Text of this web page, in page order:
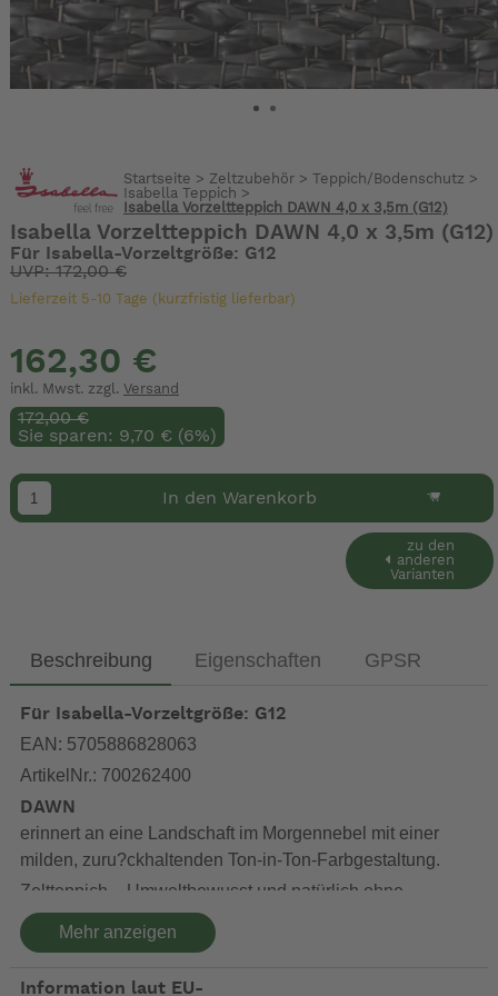
Startseite > Zeltzubehör> Teppich/Bodenschutz >
Isabella Teppich >
Isabella Vorzeltteppich DAWN 4,0 x 3,5m (G12)
Isabella Vorzeltteppich DAWN 4,0 x 3,5m (G12)
Für Isabella-Vorzeltgröße: G12
UVP: 172,00 €
Lieferzeit 5-10 Tage (kurzfristig lieferbar)
162,30 €
inkl. Mwst. zzgl. Versand
172,00 €
Sie sparen: 9,70 € (6%)
In den Warenkorb
zu den
anderen
Varianten
Beschreibung Eigenschaften GPSR
Für Isabella-Vorzeltgröße: G12
EAN: 5705886828063
ArtikelNr.: 700262400
DAWN
erinnert an eine Landschaft im Morgennebel mit einer
milden, zuru?ckhaltenden Ton-in-Ton-Farbgestaltung.
Zeltteppich – Umweltbewusst und natürlich ohne
Schadstoffe hergestellt
Zeltteppiche unterliegen leider nicht, da nur für
Freiluftanwendung gedacht, den gleichen Umwelt- und
Mehr anzeigen
Information laut EU-